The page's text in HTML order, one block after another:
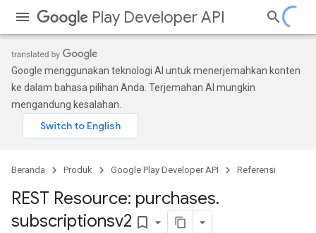
Play Developer API
Google menggunakan teknologi AI untuk menerjemahkan konten
ke dalam bahasa pilihan Anda. Terjemahan AI mungkin
mengandung kesalahan.
Beranda Produk Google Play Developer API Referensi
REST Resource: purchases.
subscriptionsv2 bookmark_border